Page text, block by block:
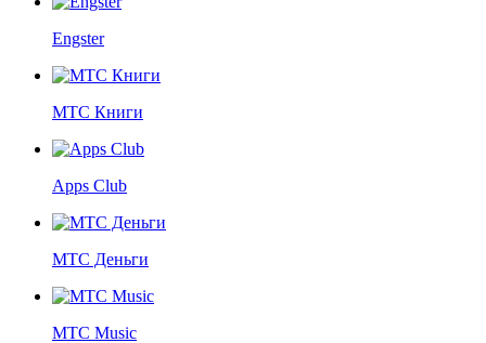
Engster
МТС Книги
Apps Club
МТС Деньги
МТС Music